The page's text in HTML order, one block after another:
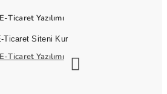
E-Ticaret Yazılımı
Ticaret Siteni Kur
E-Ticaret Yazılımı